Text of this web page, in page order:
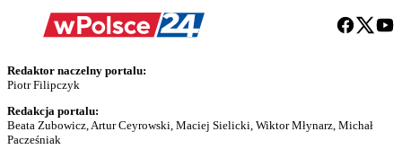
Redaktor naczelny portalu:
Piotr Filipczyk
Redakcja portalu:
Beata Zubowicz, Artur Ceyrowski, Maciej Sielicki, Wiktor Młynarz, Michał
Pacześniak